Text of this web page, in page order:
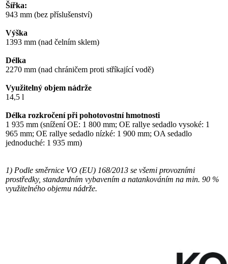
Šířka:
943 mm (bez příslušenství)
Výška
1393 mm (nad čelním sklem)
Délka
2270 mm (nad chráničem proti stříkající vodě)
Využitelný objem nádrže
14,5 l
Délka rozkročení při pohotovostní hmotnosti
1 935 mm (snížení OE: 1 800 mm; OE rallye sedadlo vysoké: 1
965 mm; OE rallye sedadlo nízké: 1 900 mm; OA sedadlo
jednoduché: 1 935 mm)
1) Podle směrnice VO (EU) 168/2013 se všemi provozními
prostředky, standardním vybavením a natankováním na min. 90 %
využitelného objemu nádrže.